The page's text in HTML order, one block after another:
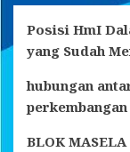
Posisi HmI
yang Sudah
hubungan
BLOK